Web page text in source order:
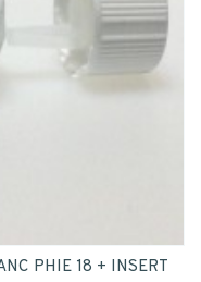
PHIE 18 + INSERT